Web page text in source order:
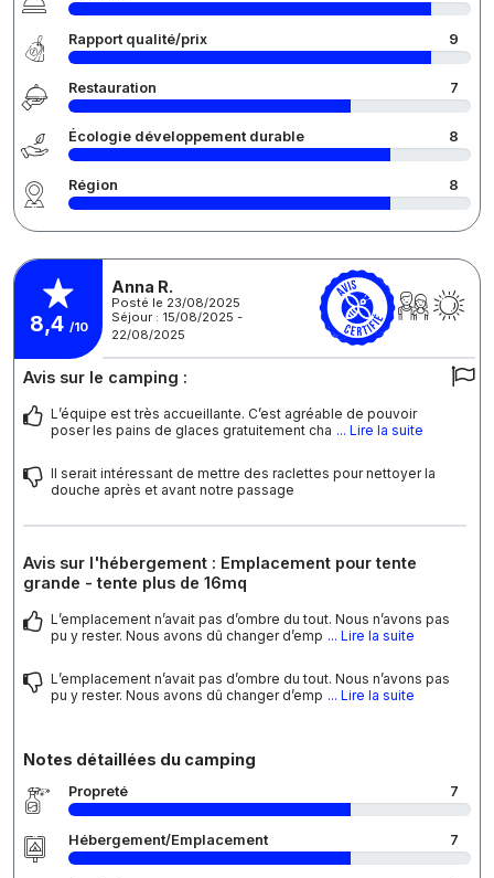
Rapport qualité/prix 9
Restauration 7
Écologie développement durable 8
Région 8
8,4 /10
Anna R.
Posté le 23/08/2025
Séjour : 15/08/2025 -
22/08/2025
Avis sur le camping :
L’équipe est très accueillante. C’est agréable de pouvoir
poser les pains de glaces gratuitement cha ... Lire la suite
Il serait intéressant de mettre des raclettes pour nettoyer la
douche après et avant notre passage
Avis sur l'hébergement : Emplacement pour tente
grande - tente plus de 16mq
L’emplacement n’avait pas d’ombre du tout. Nous n’avons pas
pu y rester. Nous avons dû changer d’emp ... Lire la suite
L’emplacement n’avait pas d’ombre du tout. Nous n’avons pas
pu y rester. Nous avons dû changer d’emp ... Lire la suite
Notes détaillées du camping
Propreté 7
Hébergement/Emplacement 7